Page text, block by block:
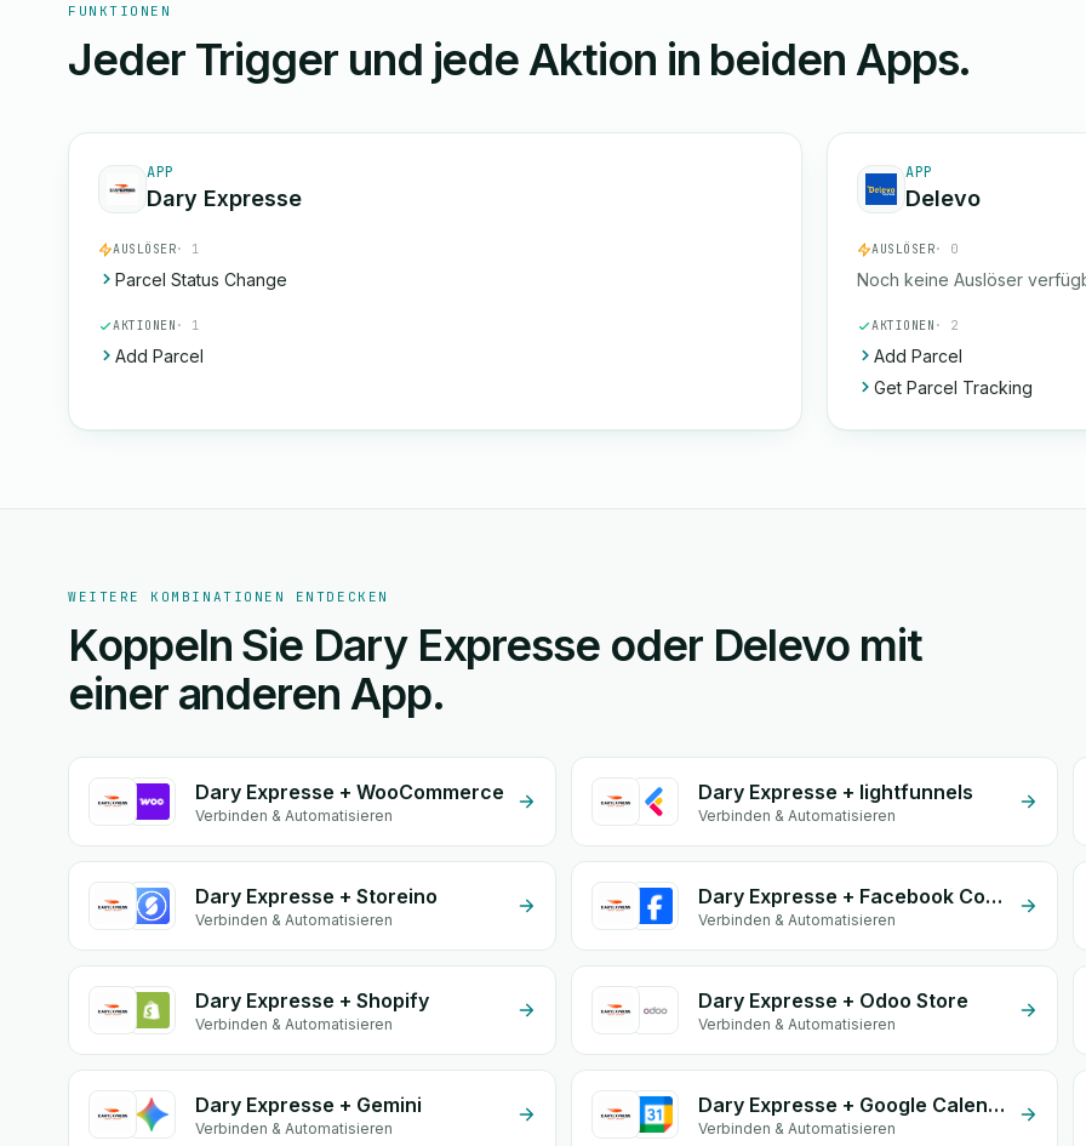
FUNKTIONEN
Jeder Trigger und jede Aktion in beiden Apps.
APP
Dary Expresse
AUSLÖSER· 1
Parcel Status Change
AKTIONEN · 1
Add Parcel
APP
Delevo
AUSLÖSER· 0
Noch keine Auslöser
AKTIONEN · 2
Add Parcel
Get Parcel Tracking
WEITERE KOMBINATIONEN ENTDECKEN
Koppeln Sie Dary Expresse oder Delevo mit
einer anderen App.
Dary Expresse + WooCommerce
Verbinden & Automatisieren
Dary Expresse + lightfunnels
Verbinden & Automatisieren
Dary Expresse + Storeino
Verbinden & Automatisieren
Dary Expresse + Facebook Commerce
Verbinden & Automatisieren
Dary Expresse + Shopify
Verbinden & Automatisieren
Dary Expresse + Odoo Store
Verbinden & Automatisieren
Dary Expresse + Gemini
Verbinden & Automatisieren
Dary Expresse + Google Calendar
Verbinden & Automatisieren